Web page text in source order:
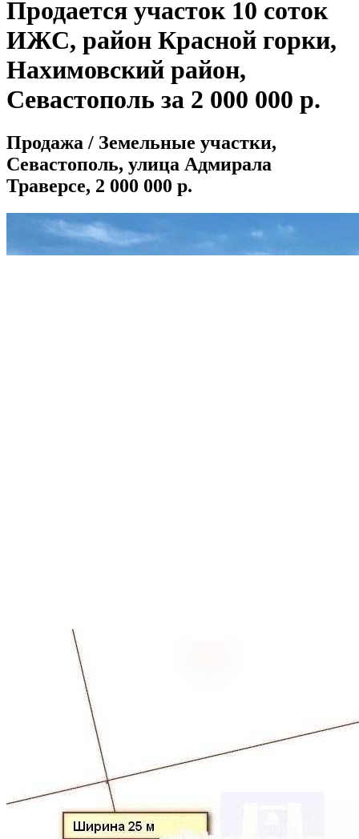
Продается участок 10 соток
ИЖС, район Красной горки,
Нахимовский район,
Севастополь за 2 000 000 р.
Продажа / Земельные участки,
Севастополь, улица Адмирала
Траверсе, 2 000 000 р.